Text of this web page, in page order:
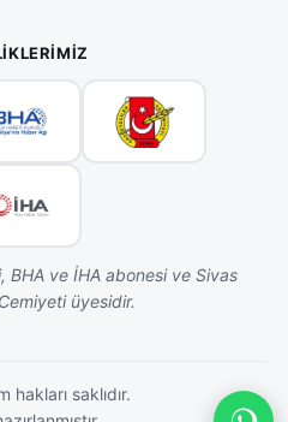
BHA ve İHA abonesi ve Sivas
üyesidir.
saklıdır.